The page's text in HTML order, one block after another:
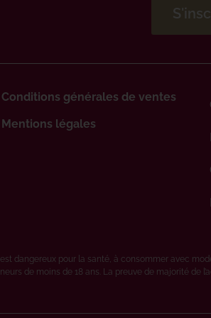
Conditions générales de ventes
Mentions légales
est dangereux pour la santé, à consommer avec
de moins de 18 ans. La preuve de majorité de